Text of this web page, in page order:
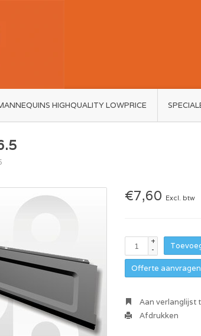
HIGHQUALITY LOWPRICE
€7,60 Excl. btw
+
-
Offerte
Aan verlanglijst
Afdrukken